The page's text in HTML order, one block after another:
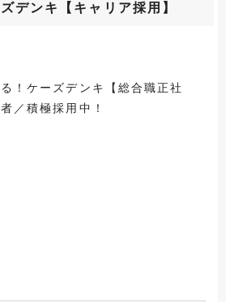
デンキ【キャリア採用】
！ケーズデンキ【総合職正社
／積極採用中！